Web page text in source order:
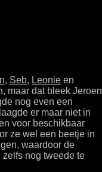
, Seb, Leonie en
maar dat bleek Jeroen
nog even een
er maar niet in
voor beschikbaar
ze wel een beetje in
waardoor de
nog tweede te